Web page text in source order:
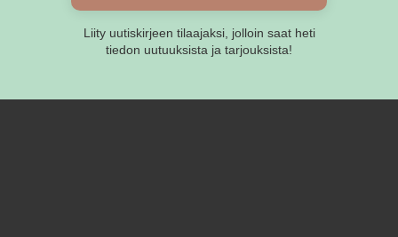
Liity uutiskirjeen tilaajaksi, jolloin saat heti
tiedon uutuuksista ja tarjouksista!